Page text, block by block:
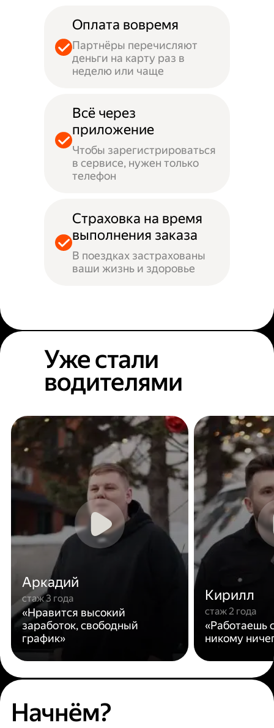
Оплата вовремя
Партнёры перечисляют
деньги на карту раз в
неделю или чаще
Всё через
приложение
Чтобы зарегистрироваться
в сервисе, нужен только
телефон
Страховка на время
выполнения заказа
В поездках застрахованы
ваши жизнь и здоровье
Уже стали
водителями
Аркадий
стаж 3 года
«Нравится высокий
заработок, свободный
график»
Кирилл
стаж 2 года
«Работаешь
никому
Начнём?